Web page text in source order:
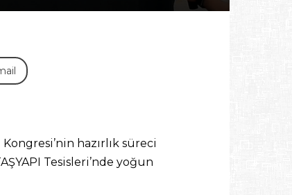
hazırlık süreci
Tesisleri’nde yoğun